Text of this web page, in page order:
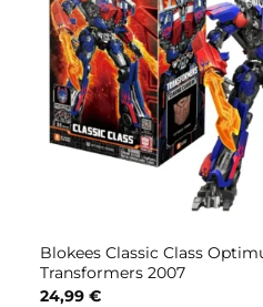
Blokees Classic Class
Transformers 2007
24,99 €